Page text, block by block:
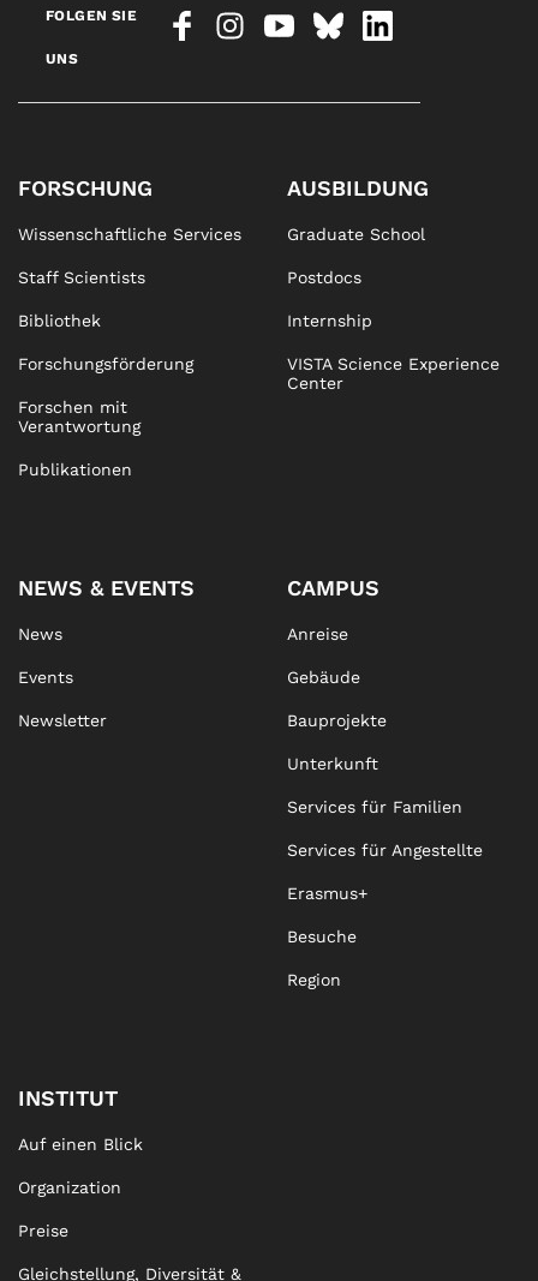
FOLGEN SIE
UNS
FORSCHUNG
Wissenschaftliche Services
Staff Scientists
Bibliothek
Forschungsförderung
Forschen mit
Verantwortung
Publikationen
AUSBILDUNG
Graduate School
Postdocs
Internship
VISTA Science Experience
Center
NEWS & EVENTS
News
Events
Newsletter
CAMPUS
Anreise
Gebäude
Bauprojekte
Unterkunft
Services für Familien
Services für Angestellte
Erasmus+
Besuche
Region
INSTITUT
Auf einen Blick
Organization
Preise
Gleichstellung, Diversität &